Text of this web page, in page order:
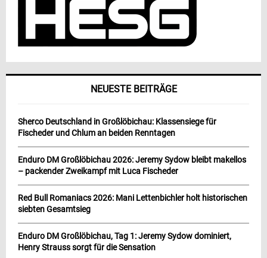
NEUESTE BEITRÄGE
Sherco Deutschland in Großlöbichau: Klassensiege für
Fischeder und Chlum an beiden Renntagen
Enduro DM Großlöbichau 2026: Jeremy Sydow bleibt makellos
– packender Zweikampf mit Luca Fischeder
Red Bull Romaniacs 2026: Mani Lettenbichler holt historischen
siebten Gesamtsieg
Enduro DM Großlöbichau, Tag 1: Jeremy Sydow dominiert,
Henry Strauss sorgt für die Sensation